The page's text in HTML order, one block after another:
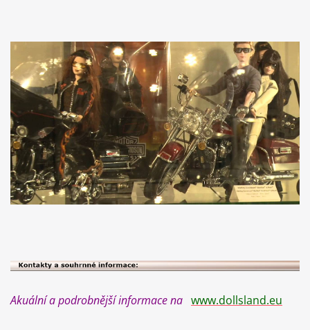
Akuální a podrobnější informace na www.dollsland.eu